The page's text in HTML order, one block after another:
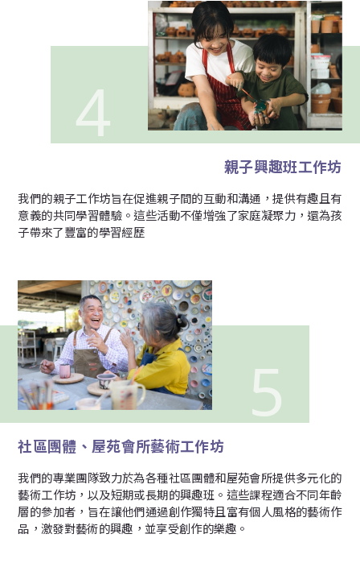
親子興趣班工作坊
我們的親子工作坊旨在促進親子間的互動和溝通，提供有趣且有
意義的共同學習體驗。這些活動不僅增強了家庭凝聚力，還為孩
子帶來了豐富的學習經歷
社區團體、屋苑會所藝術工作坊
我們的專業團隊致力於為各種社區團體和屋苑會所提供多元化的
藝術工作坊，以及短期或長期的興趣班。這些課程適合不同年齡
層的參加者，旨在讓他們通過創作獨特且富有個人風格的藝術作
品，激發對藝術的興趣，並享受創作的樂趣。